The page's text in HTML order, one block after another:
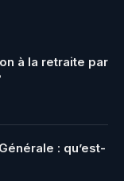
à la retraite par
: qu’est-